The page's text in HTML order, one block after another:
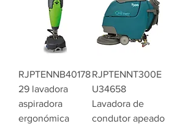
RJPTENNB40178
29 lavadora
aspiradora
ergonómica
RJPTENNT300E
U34658
Lavadora de
condutor apeado